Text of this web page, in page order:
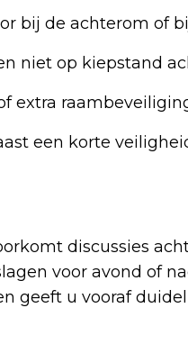
bij de achterom of
niet op kiepstand
extra
een korte
discussies
voor avond of
geeft u vooraf